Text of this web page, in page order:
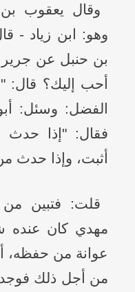
وقال يعقوب
وهو: ابن زياد -
بن حنبل عن جرير
أحب إليك؟ قال:
الفضل: وسئل:
فقال: "إذا حدث
أثبت، وإذا حدث
قلت: فتبين
مهدي كان عنده
عوانة من حفظه،
من أجل ذلك فوجد